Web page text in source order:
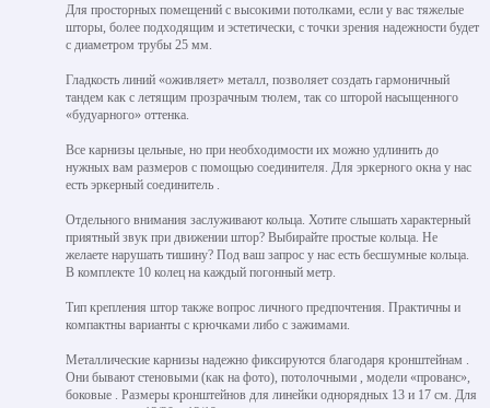
Для просторных помещений с высокими потолками, если у вас тяжелые
шторы, более подходящим и эстетически, с точки зрения надежности будет
с диаметром трубы 25 мм.
Гладкость линий «оживляет» металл, позволяет создать гармоничный
тандем как с летящим прозрачным тюлем, так со шторой насыщенного
«будуарного» оттенка.
Все карнизы цельные, но при необходимости их можно удлинить до
нужных вам размеров с помощью соединителя. Для эркерного окна у нас
есть эркерный соединитель .
Отдельного внимания заслуживают кольца. Хотите слышать характерный
приятный звук при движении штор? Выбирайте простые кольца. Не
желаете нарушать тишину? Под ваш запрос у нас есть бесшумные кольца.
В комплекте 10 колец на каждый погонный метр.
Тип крепления штор также вопрос личного предпочтения. Практичны и
компактны варианты с крючками либо с зажимами.
Металлические карнизы надежно фиксируются благодаря кронштейнам .
Они бывают стеновыми (как на фото), потолочными , модели «прованс»,
боковые . Размеры кронштейнов для линейки однорядных 13 и 17 см. Для